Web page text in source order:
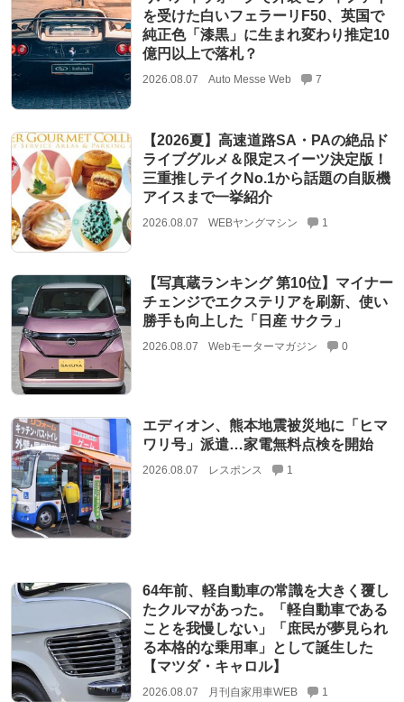
を受けた白いフェラーリF50、英国で
純正色「漆黒」に生まれ変わり推定10
億円以上で落札？
2026.08.07 Auto Messe Web 7
【2026夏】高速道路SA・PAの絶品ド
ライブグルメ＆限定スイーツ決定版！
三重推しテイクNo.1から話題の自販機
アイスまで一挙紹介
2026.08.07 WEBヤングマシン 1
【写真蔵ランキング 第10位】マイナー
チェンジでエクステリアを刷新、使い
勝手も向上した「日産 サクラ」
2026.08.07 Webモーターマガジン 0
エディオン、熊本地震被災地に「ヒマ
ワリ号」派遣…家電無料点検を開始
2026.08.07 レスポンス 1
64年前、軽自動車の常識を大きく覆し
たクルマがあった。「軽自動車である
ことを我慢しない」「庶民が夢見られ
る本格的な乗用車」として誕生した
【マツダ・キャロル】
2026.08.07 月刊自家用車WEB 1